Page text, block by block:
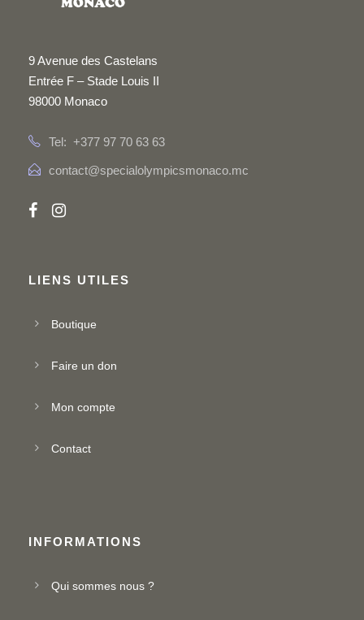
9 Avenue des Castelans
Entrée F – Stade Louis II
98000 Monaco
Tel: +377 97 70 63 63
contact@specialolympicsmonaco.mc
LIENS UTILES
Boutique
Faire un don
Mon compte
Contact
INFORMATIONS
Qui sommes nous ?